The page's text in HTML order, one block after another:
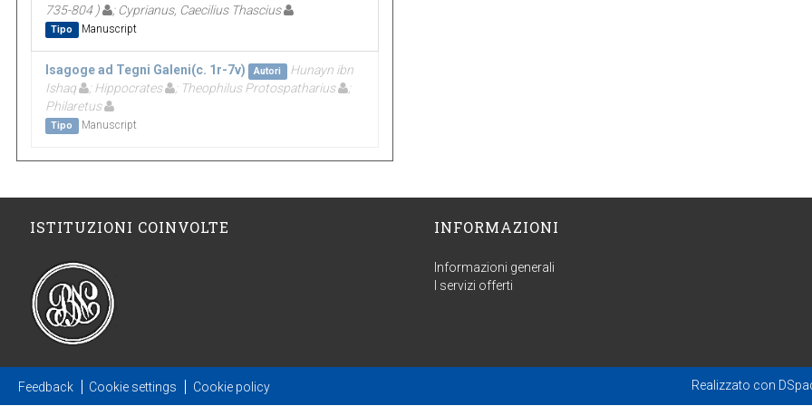
735-804 )
; Cyprianus, Caecilius Thascius
Tipo Manuscript
Isagoge ad Tegni Galeni(c. 1r-7v) Autori
Hunayn ibn
Ishaq
; Hippocrates ; Theophilus Protospatharius
;
Philaretus
Tipo Manuscript
ISTITUZIONI COINVOLTE INFORMAZIONI
Informazioni generali
I servizi offerti
Feedback Cookie settings Cookie policy Realizzato con